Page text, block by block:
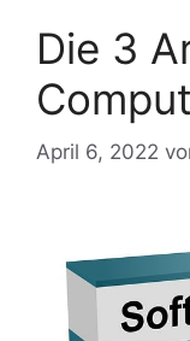
Die 3
April 6, 2022